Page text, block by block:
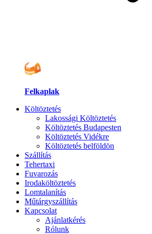
Felkaplak
Költöztetés
Lakossági Költöztetés
Költöztetés Budapesten
Költöztetés Vidékre
Költöztetés belföldön
Szállítás
Tehertaxi
Fuvarozás
Irodaköltöztetés
Lomtalanítás
Műtárgyszállítás
Kapcsolat
Ajánlatkérés
Rólunk